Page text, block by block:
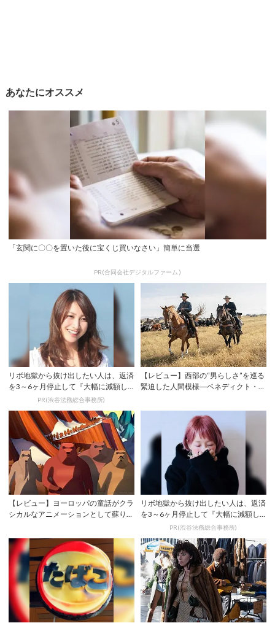
あなたにオススメ
「玄関に〇〇を置いた後に宝くじ買いなさい」簡単に当選
PR(合同会社デジタルファーム )
リボ地獄から抜け出したい人は、返済
を3～6ヶ月停止して『大幅に減額し
てから返済す...PR(渋谷法務総合事務所)
【レビュー】西部の“男らしさ”を巡る
緊迫した人間模様―ベネディクト・カ
【レビュー】ヨーロッパの童話がクラ
シカルなアニメーションとして蘇り、
リボ地獄から抜け出したい人は、返済
を3～6ヶ月停止して『大幅に減額し
てから返済す...PR(渋谷法務総合事務所)